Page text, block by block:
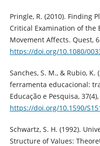
Pringle, R. (2010). Finding
Critical Examination of the
Movement Affects. Quest,
https://doi.org/10.1080/
Sanches, S. M., & Rubio,
ferramenta educacional:
Educação e Pesquisa,
https://doi.org/10.1590/
Schwartz, S. H. (1992).
Structure of Values: